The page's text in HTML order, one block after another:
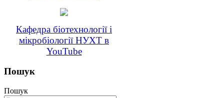
Кафедра біотехнології і
мікробіології НУХТ в
YouTube
Пошук
Пошук